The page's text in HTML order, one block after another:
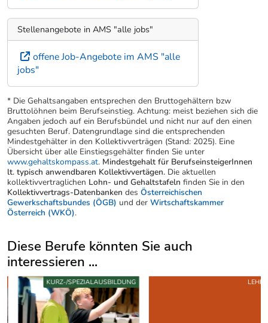
Stellenangebote in AMS "alle jobs"
offene Job-Angebote im AMS "alle
jobs"
* Die Gehaltsangaben entsprechen den Bruttogehältern bzw
Bruttolöhnen beim Berufseinstieg. Achtung: meist beziehen sich die
Angaben jedoch auf ein Berufsbündel und nicht nur auf den einen
gesuchten Beruf. Datengrundlage sind die entsprechenden
Mindestgehälter in den Kollektivverträgen (Stand: 2025). Eine
Übersicht über alle Einstiegsgehälter finden Sie unter
www.gehaltskompass.at. Mindestgehalt für BerufseinsteigerInnen
lt. typisch anwendbaren Kollektivvertägen. Die aktuellen
kollektivvertraglichen Lohn- und Gehaltstafeln finden Sie in den
Kollektivvertrags-Datenbanken des Österreichischen
Gewerkschaftsbundes (ÖGB) und der Wirtschaftskammer
Österreich (WKÖ).
Diese Berufe könnten Sie auch
interessieren ...
Uber weitere Berufsvorschläge
KURZ-/SPEZIALAUSBILDUNG LEHRE